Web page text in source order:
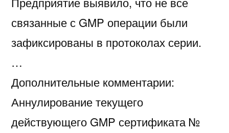
связанные с GMP операции были
зафиксированы в протоколах серии.
…
Дополнительные комментарии:
Аннулирование текущего
действующего GMP сертификата №